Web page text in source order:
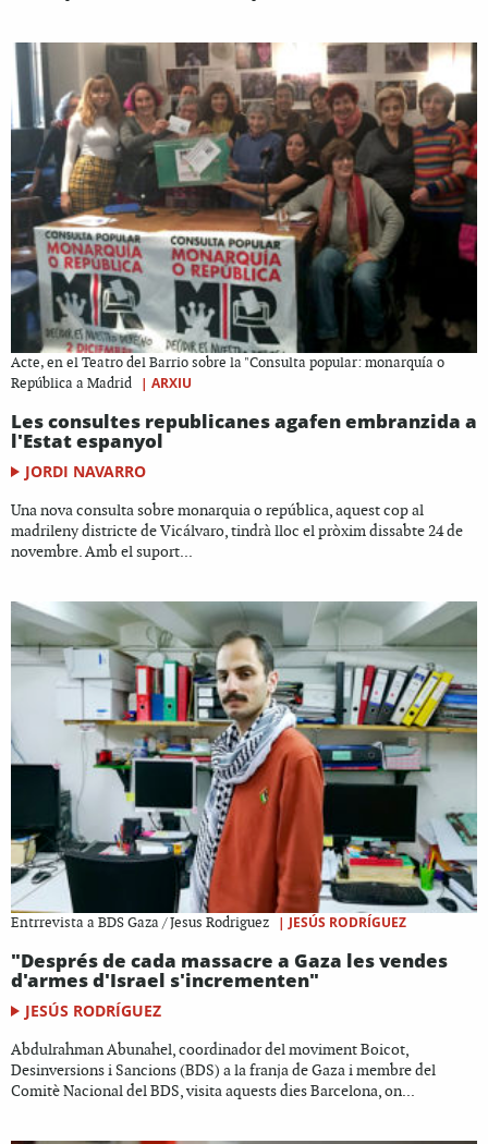
Acte, en el Teatro del Barrio sobre la "Consulta popular: monarquía o
República a Madrid
| ARXIU
Les consultes republicanes agafen embranzida a
l'Estat espanyol
JORDI NAVARRO
Una nova consulta sobre monarquia o república, aquest cop al
madrileny districte de Vicálvaro, tindrà lloc el pròxim dissabte 24 de
novembre. Amb el suport...
Entrrevista a BDS Gaza / Jesus Rodriguez | JESÚS RODRÍGUEZ
"Després de cada massacre a Gaza les vendes
d'armes d'Israel s'incrementen"
JESÚS RODRÍGUEZ
Abdulrahman Abunahel, coordinador del moviment Boicot,
Desinversions i Sancions (BDS) a la franja de Gaza i membre del
Comitè Nacional del BDS, visita aquests dies Barcelona, on...